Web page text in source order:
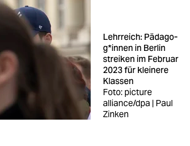
Lehrreich: Päd­ago­
g*in­nen in Berlin
streiken im Februar
2023 für kleinere
Klassen
Foto: picture
alliance/dpa | Paul
Zinken